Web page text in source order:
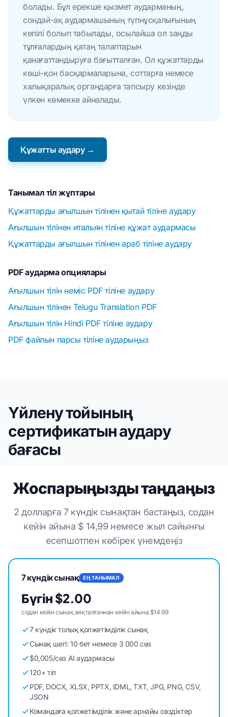
болады. Бұл ерекше қызмет аударманың,
сондай-ақ аудармашының түпнұсқалығының
кепілі болып табылады, осылайша ол заңды
тұлғалардың қатаң талаптарын
қанағаттандыруға бағытталған. Ол құжаттарды
көші-қон басқармаларына, соттарға немесе
халықаралық органдарға тапсыру кезінде
үлкен көмекке айналады.
Құжатты аудару →
Танымал тіл жұптары
Құжаттарды ағылшын тілінен қытай тіліне аудару
Ағылшын тілінен итальян тіліне құжат аудармасы
Құжаттарды ағылшын тілінен араб тіліне аудару
PDF аударма опциялары
Ағылшын тілін неміс PDF тіліне аудару
Ағылшын тілінен Telugu Translation PDF
Ағылшын тілін Hindi PDF тіліне аудару
PDF файлын парсы тіліне аударыңыз
Үйлену тойының
сертификатын аудару
бағасы
Жоспарыңызды таңдаңыз
2 долларға 7 күндік сынақтан бастаңыз, содан
кейін айына $ 14,99 немесе жыл сайынғы
есепшотпен көбірек үнемдеңіз
7 күндік сынақ ЕҢ ТАНЫМАЛ
Бүгін $2.00
содан кейін сынақ аяқталғаннан кейін айына $14.99
7 күндік толық қолжетімділік сынақ
Сынақ шегі: 10 бет немесе 3 000 сөз
$0,005/сөз AI аудармасы
120+ тіл
PDF, DOCX, XLSX, PPTX, IDML, TXT, JPG, PNG, CSV,
JSON
Командаға қолжетімділік және арнайы сөздіктер